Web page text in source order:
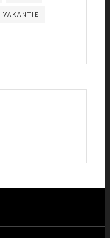
VAKANTIE